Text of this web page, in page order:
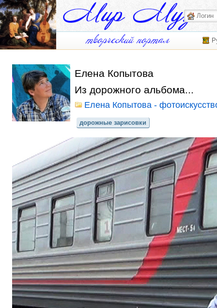
Елена Копытова
Из дорожного альбома...
Елена Копытова -
дорожные зарисовки